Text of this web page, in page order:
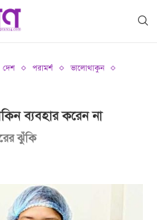
দেশ পরামর্শ ভালোথাকুন
ব্যবহার করেন না
ঝুঁকি